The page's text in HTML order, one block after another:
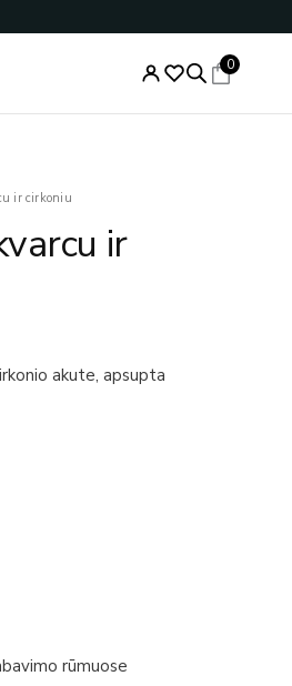
0
ir cirkoniu
ir
akute, apsupta
rūmuose